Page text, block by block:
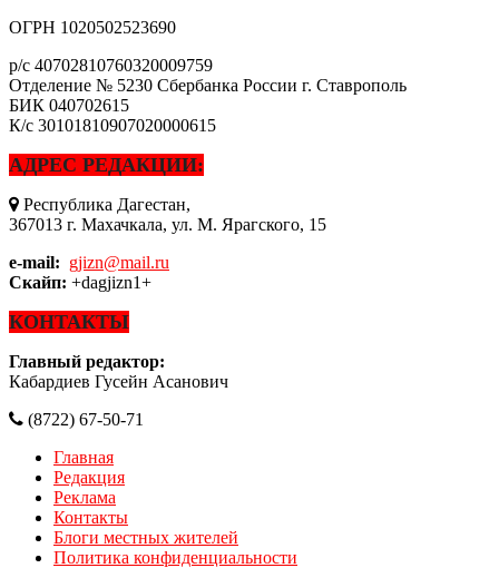
ОГРН 1020502523690
р/с 40702810760320009759
Отделение № 5230 Сбербанка России г. Ставрополь
БИК 040702615
К/с 30101810907020000615
АДРЕС РЕДАКЦИИ:
Республика Дагестан,
367013 г. Махачкала, ул. М. Ярагского, 15
e-mail: gjizn@mail.ru
Скайп: +dagjizn1+
КОНТАКТЫ
Главный редактор:
Кабардиев Гусейн Асанович
(8722) 67-50-71
Главная
Редакция
Реклама
Контакты
Блоги местных жителей
Политика конфиденциальности